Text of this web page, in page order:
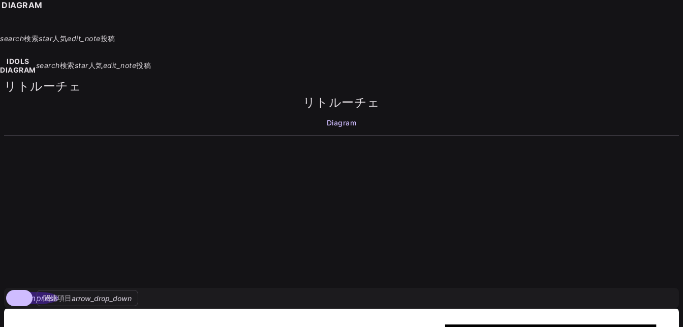
search検索star人気edit_note投稿
IDOLS
DIAGRAM
search検索star人気edit_note投稿
リトルーチェ
リトルーチェ
Diagram
compress
関連項目arrow_drop_down